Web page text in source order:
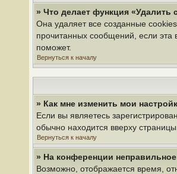
» Что делает функция «Удалить
Она удаляет все созданные
прочитанных сообщений, если
поможет.
Вернуться к началу
» Как мне изменить мои
Если вы являетесь
обычно находится вверху
Вернуться к началу
» На конференции
Возможно, отображается время,